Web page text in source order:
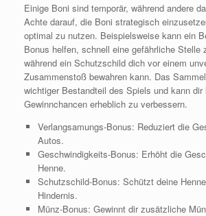
Einige Boni sind temporär, während andere
Achte darauf, die Boni strategisch
optimal zu nutzen. Beispielsweise kann ein
Bonus helfen, schnell eine gefährliche Stelle
während ein Schutzschild dich vor einem
Zusammenstoß bewahren kann. Das
wichtiger Bestandteil des Spiels und kann dir
Gewinnchancen erheblich zu verbessern.
Verlangsamungs-Bonus: Reduziert die
Autos.
Geschwindigkeits-Bonus: Erhöht die
Henne.
Schutzschild-Bonus: Schützt deine
Hindernis.
Münz-Bonus: Gewinnt dir zusätzliche